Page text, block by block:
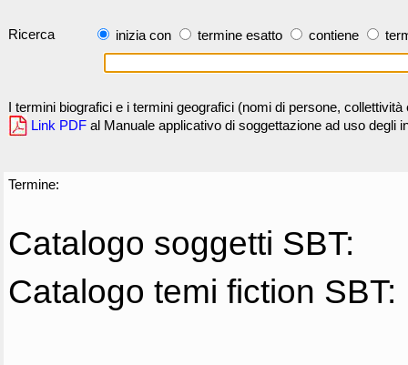
Ricerca inizia con termine esatto contiene
I termini biografici e i termini geografici (nomi di persone,
Link PDF al Manuale applicativo di soggettazione ad uso degli
Termine:
Catalogo soggetti SBT:
Catalogo temi fiction SBT: